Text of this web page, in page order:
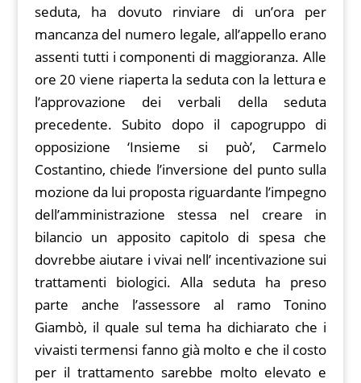
seduta, ha dovuto rinviare di un’ora per
mancanza del numero legale, all’appello erano
assenti tutti i componenti di maggioranza. Alle
ore 20 viene riaperta la seduta con la lettura e
l’approvazione dei verbali della seduta
precedente. Subito dopo il capogruppo di
opposizione ‘Insieme si può’, Carmelo
Costantino, chiede l’inversione del punto sulla
mozione da lui proposta riguardante l’impegno
dell’amministrazione stessa nel creare in
bilancio un apposito capitolo di spesa che
dovrebbe aiutare i vivai nell’ incentivazione sui
trattamenti biologici. Alla seduta ha preso
parte anche l’assessore al ramo Tonino
Giambò, il quale sul tema ha dichiarato che i
vivaisti termensi fanno già molto e che il costo
per il trattamento sarebbe molto elevato e